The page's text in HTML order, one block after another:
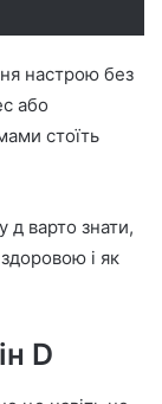
настрою без
або
стоїть
д варто знати,
і як
D